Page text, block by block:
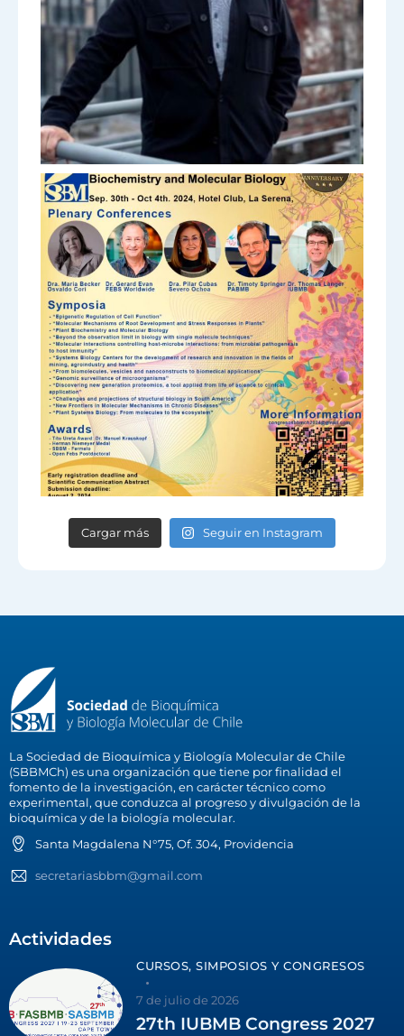
Cargar más Seguir en Instagram
La Sociedad de Bioquímica y Biología Molecular de Chile
(SBBMCh) es una organización que tiene por finalidad el
fomento de la investigación, en carácter técnico como
experimental, que conduzca al progreso y divulgación de la
bioquímica y de la biología molecular.
Santa Magdalena N°75, Of. 304, Providencia
secretariasbbm@gmail.com
Actividades
CURSOS, SIMPOSIOS Y CONGRESOS
7 de julio de 2026
27th IUBMB Congress 2027